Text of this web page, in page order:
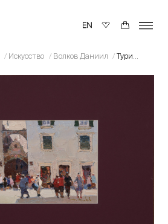
Искусство Волков Даниил Туристы